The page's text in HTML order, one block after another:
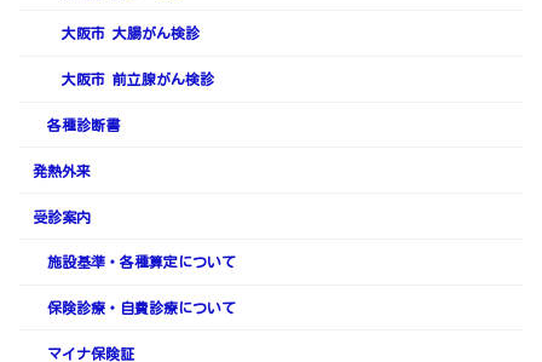
大阪市 大腸がん検診
大阪市 前立腺がん検診
各種診断書
発熱外来
受診案内
施設基準・各種算定について
保険診療・自費診療について
マイナ保険証